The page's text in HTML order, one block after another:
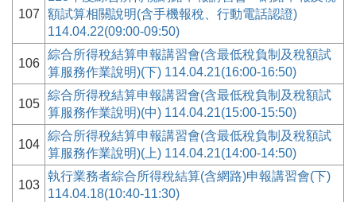
107
額試算相關說明(含手機報稅、行動電話認證)
114.04.22(09:00-09:50)
106
綜合所得稅結算申報講習會(含最低稅負制及稅額試
算服務作業說明)(下) 114.04.21(16:00-16:50)
105
綜合所得稅結算申報講習會(含最低稅負制及稅額試
算服務作業說明)(中) 114.04.21(15:00-15:50)
104
綜合所得稅結算申報講習會(含最低稅負制及稅額試
算服務作業說明)(上) 114.04.21(14:00-14:50)
103
執行業務者綜合所得稅結算(含網路)申報講習會(下)
114.04.18(10:40-11:30)